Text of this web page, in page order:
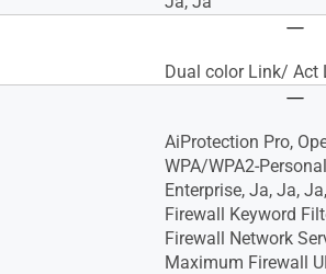
Dual color Link/ Act
AiProtection Pro,
WPA/WPA2-
Enterprise, Ja, Ja,
Firewall Keyword
Firewall Network
Maximum Firewall